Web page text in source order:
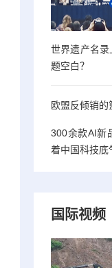
世界遗产名录
题空白？
欧盟反倾销
300余款AI新
着中国科技底
国际视频